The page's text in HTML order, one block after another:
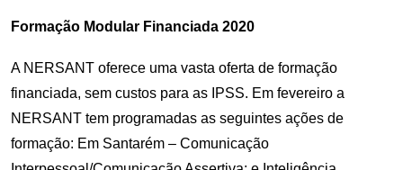
Formação Modular Financiada 2020
A NERSANT oferece uma vasta oferta de formação
financiada, sem custos para as IPSS. Em fevereiro a
NERSANT tem programadas as seguintes ações de
formação: Em Santarém – Comunicação